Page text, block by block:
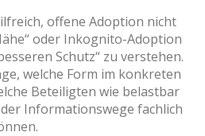
offene Adoption nicht
oder Inkognito-Adoption
Schutz“ zu verstehen.
welche Form im konkreten
Beteiligten wie belastbar
Informationswege fachlich